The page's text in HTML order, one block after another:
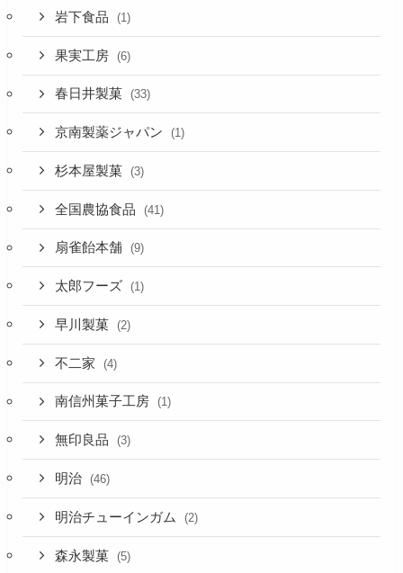
岩下食品 (1)
果実工房 (6)
春日井製菓 (33)
京南製薬ジャパン (1)
杉本屋製菓 (3)
全国農協食品 (41)
扇雀飴本舗 (9)
太郎フーズ (1)
早川製菓 (2)
不二家 (4)
南信州菓子工房 (1)
無印良品 (3)
明治 (46)
明治チューインガム (2)
森永製菓 (5)